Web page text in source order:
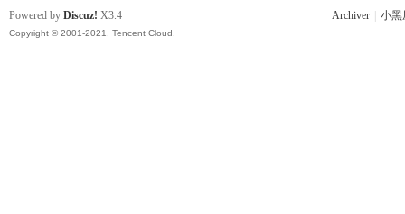
Archiver 小黑
Powered by Discuz! X3.4
Copyright © 2001-2021, Tencent Cloud.